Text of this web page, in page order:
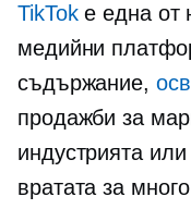
TikTokе една от
медийни
съдържание,
продажби за
индустрията
вратата за